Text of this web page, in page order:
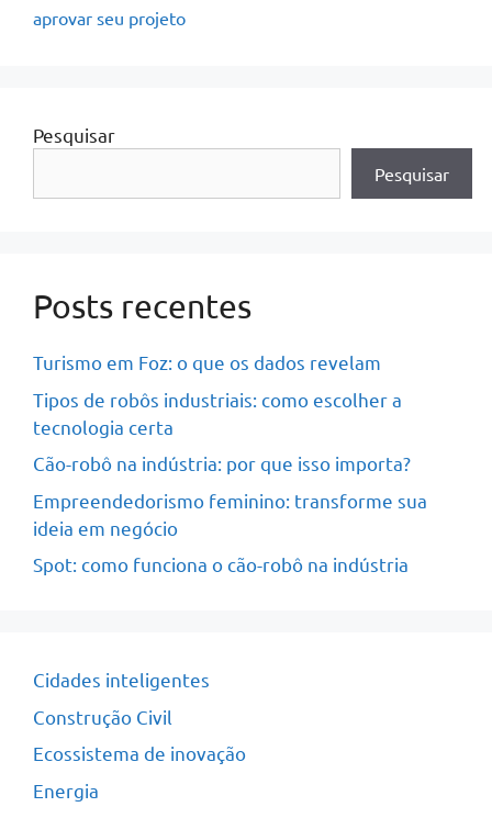
aprovar seu projeto
Pesquisar
Pesquisar
Posts recentes
Turismo em Foz: o que os dados revelam
Tipos de robôs industriais: como escolher a
tecnologia certa
Cão-robô na indústria: por que isso importa?
Empreendedorismo feminino: transforme sua
ideia em negócio
Spot: como funciona o cão-robô na indústria
Cidades inteligentes
Construção Civil
Ecossistema de inovação
Energia